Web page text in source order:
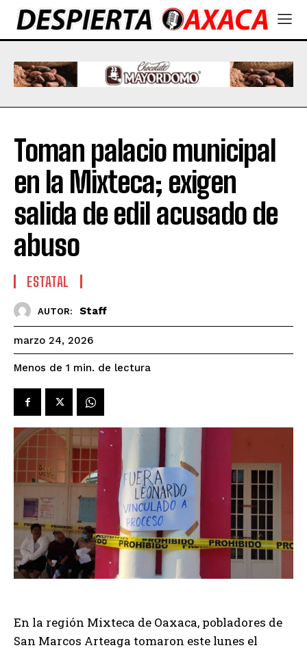
Toman palacio municipal
en la Mixteca; exigen
salida de edil acusado de
abuso
ESTATAL
AUTOR: Staff
marzo 24, 2026
Menos de 1 min. de lectura
En la región Mixteca de Oaxaca, pobladores de
San Marcos Arteaga tomaron este lunes el